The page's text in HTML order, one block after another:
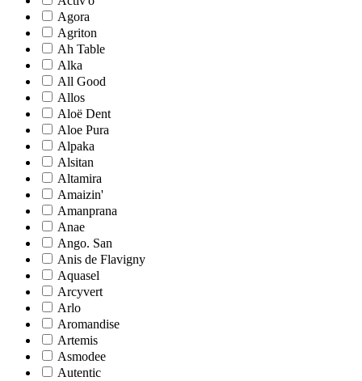
Agora
Agriton
Ah Table
Alka
All Good
Allos
Aloë Dent
Aloe Pura
Alpaka
Alsitan
Altamira
Amaizin'
Amanprana
Anae
Ango. San
Anis de Flavigny
Aquasel
Arcyvert
Arlo
Aromandise
Artemis
Asmodee
Autentic